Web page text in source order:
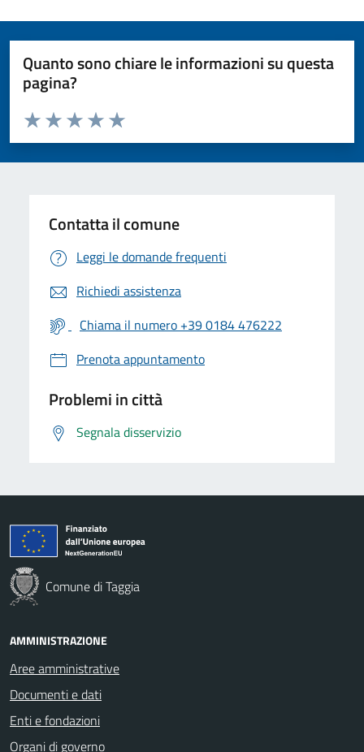
Quanto sono chiare le informazioni su questa
pagina?
Valuta da 1 a 5 stelle la pagina
Valuta 5 stelle su 5
Valuta 4 stelle su 5
Valuta 3 stelle su 5
Valuta 2 stelle su 5
Valuta 1 stelle su 5
Contatta il comune
Leggi le domande frequenti
Richiedi assistenza
Chiama il numero +39 0184 476222
Prenota appuntamento
Problemi in città
Segnala disservizio
Comune di Taggia
AMMINISTRAZIONE
Aree amministrative
Documenti e dati
Enti e fondazioni
Organi di governo